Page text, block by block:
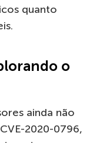
quanto
o
ainda não
2020-0796,